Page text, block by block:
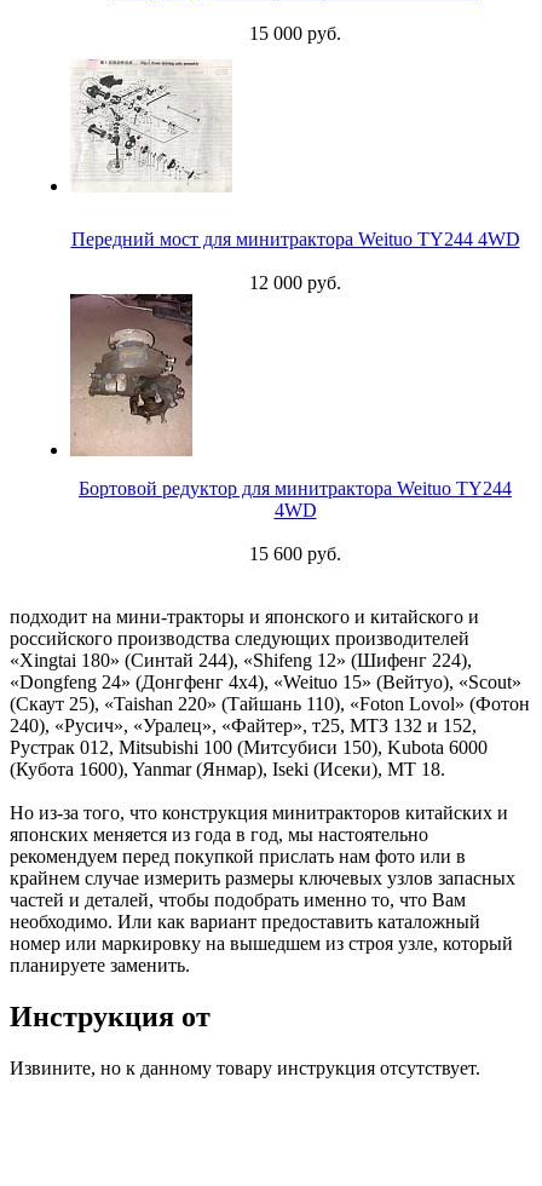
15 000 руб.
Передний мост для минитрактора Weituo TY244 4WD
12 000 руб.
Бортовой редуктор для минитрактора Weituo TY244
4WD
15 600 руб.
подходит на мини-тракторы и японского и китайского и
российского производства следующих производителей
«Xingtai 180» (Синтай 244), «Shifeng 12» (Шифенг 224),
«Dongfeng 24» (Донгфенг 4х4), «Weituo 15» (Вейтуо), «Scout»
(Скаут 25), «Taishan 220» (Тайшань 110), «Foton Lovol» (Фотон
240), «Русич», «Уралец», «Файтер», т25, МТЗ 132 и 152,
Рустрак 012, Mitsubishi 100 (Митсубиси 150), Kubota 6000
(Кубота 1600), Yanmar (Янмар), Iseki (Исеки), МТ 18.
Но из-за того, что конструкция минитракторов китайских и
японских меняется из года в год, мы настоятельно
рекомендуем перед покупкой прислать нам фото или в
крайнем случае измерить размеры ключевых узлов запасных
частей и деталей, чтобы подобрать именно то, что Вам
необходимо. Или как вариант предоставить каталожный
номер или маркировку на вышедшем из строя узле, который
планируете заменить.
Инструкция от
Извините, но к данному товару инструкция отсутствует.